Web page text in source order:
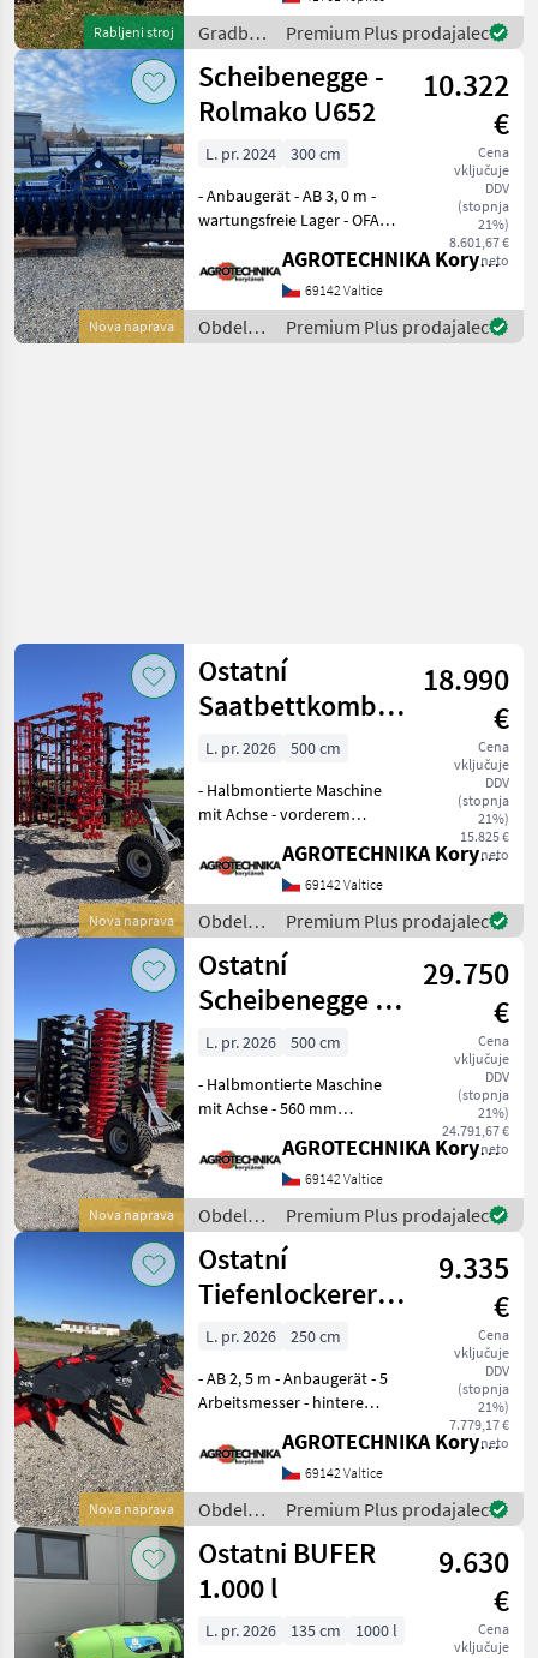
Rabljeni stroj
motohodin motor 82.4 kW
hmotnost 1
Gradbeni
stroji /
Komatsu
Premium Plus prodajalec
Nova naprava
Scheibenegge -
Rolmako U652
10.322
€
Cena
vključuje
DDV
(stopnja
21%)
8.601,67 €
neto
L. pr. 2024
300 cm
- Anbaugerät - AB 3, 0 m -
wartungsfreie Lager - OFAS-
V-Ring-Heckzylinder -
seitliche Nivellierplatten -
Maschinenbeleuchtung Das
V
AGROTECHNIKA Koryčánek s.r.o.
69142 Valtice
Obdelava
tal /
Premium Plus prodajalec
Nova naprava
Ostatní
Saatbettkombination
- EFE (Poyraz) -
5.0H
18.990
€
Cena
vključuje
DDV
(stopnja
21%)
15.825 €
neto
L. pr. 2026
500 cm
- Halbmontierte Maschine
mit Achse - vorderem
drei Reihen Pfeilscharen -
hinterer Tandem-Croskill-
Walze Das Verkaufsteam
der Agrotech
AGROTECHNIKA Koryčánek s.r.o.
69142 Valtice
Obdelava
tal /
Sonstige
Premium Plus prodajalec
Nova naprava
Ostatní
Scheibenegge -
EFE 5,0H
29.750
€
Cena
vključuje
DDV
(stopnja
21%)
24.791,67 €
neto
L. pr. 2026
500 cm
- Halbmontierte Maschine
mit Achse - 560 mm
Lagern - hydr. verstellbarer
vorderer Schneidwalze -
hinterer V-Ringwalze Das
Verkaufste
AGROTECHNIKA Koryčánek s.r.o.
69142 Valtice
Obdelava
tal /
Sonstige
Premium Plus prodajalec
Nova naprava
Ostatní
Tiefenlockerer -
EFE (Venus)
9.335
€
Cena
vključuje
DDV
(stopnja
21%)
7.779,17 €
neto
L. pr. 2026
250 cm
- AB 2, 5 m - Anbaugerät - 5
Arbeitsmesser - hintere
Verstellung -
Schraubverriegelung - hydr.
Verriegelung möglich -
mögliche Varia
AGROTECHNIKA Koryčánek s.r.o.
69142 Valtice
Obdelava
tal /
Sonstige
Premium Plus prodajalec
Ostatni BUFER
1.000 l
9.630
€
Cena
vključuje
L. pr. 2026 135 cm
1000 l